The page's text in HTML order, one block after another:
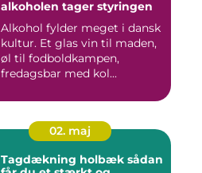
alkoholen tager styringen
Alkohol fylder meget i dansk
kultur. Et glas vin til maden,
øl til fodboldkampen,
fredagsbar med kol...
02. maj
Tagdækning holbæk sådan